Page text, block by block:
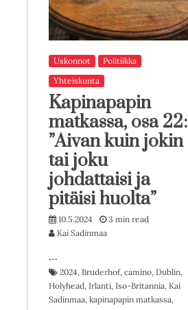
Uskonnot
Politiikka
Yhteiskunta
Kapinapapin
matkassa, osa 22:
”Aivan kuin jokin
tai joku
johdattaisi ja
pitäisi huolta”
10.5.2024
3 min read
Kai Sadinmaa
…
2024, Bruderhof, camino, Dublin,
Holyhead, Irlanti, Iso-Britannia, Kai
Sadinmaa, kapinapapin matkassa,